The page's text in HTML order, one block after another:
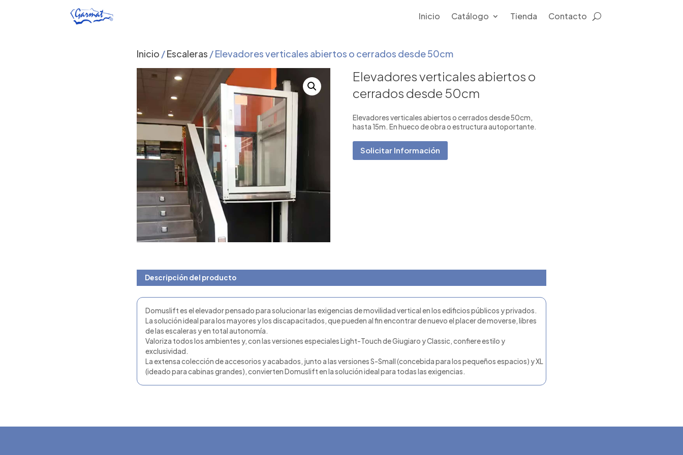
Inicio Catálogo Tienda Contacto
Inicio /Escaleras / Elevadores verticales abiertos o cerrados desde 50cm
Elevadores verticales abiertos o
cerrados desde 50cm
Elevadores verticales abiertos o cerrados desde 50cm,
hasta 15m. En hueco de obra o estructura autoportante.
Solicitar Información
Descripción del producto
Domuslift es el elevador pensado para solucionar las exigencias de movilidad vertical en los edificios públicos y privados.
La solución ideal para los mayores y los discapacitados, que pueden al fin encontrar de nuevo el placer de moverse, libres
de las escaleras y en total autonomía.
Valoriza todos los ambientes y, con las versiones especiales Light-Touch de Giugiaro y Classic, confiere estilo y
exclusividad.
La extensa colección de accesorios y acabados, junto a las versiones S-Small (concebida para los pequeños espacios) y XL
(ideado para cabinas grandes), convierten Domuslift en la solución ideal para todas las exigencias.